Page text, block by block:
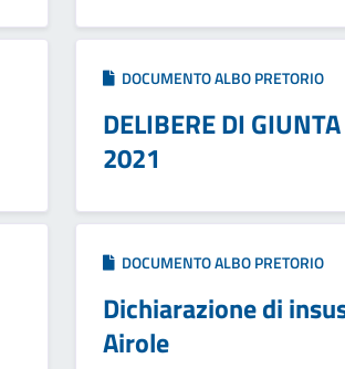
DOCUMENTO ALBO PRETORIO
DELIBERE DI
2021
DOCUMENTO ALBO PRETORIO
Dichiarazione di
Airole